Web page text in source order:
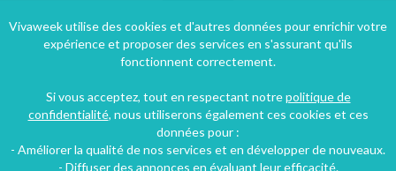
Vivaweek utilise des cookies et d'autres données pour enrichir votre
expérience et proposer des services en s'assurant qu'ils
fonctionnent correctement.
Si vous acceptez, tout en respectant notrepolitique de
confidentialité, nous utiliserons également ces cookies et ces
données pour :
- Améliorer la qualité de nos services et en développer de nouveaux.
- Diffuser des annonces en évaluant leur efficacité.